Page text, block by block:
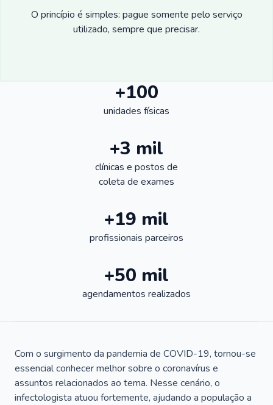
O princípio é simples: pague somente pelo serviço
utilizado, sempre que precisar.
+100
unidades físicas
+3 mil
clínicas e postos de
coleta de exames
+19 mil
profissionais parceiros
+50 mil
agendamentos realizados
Com o surgimento da pandemia de COVID-19, tornou-se
essencial conhecer melhor sobre o coronavírus e
assuntos relacionados ao tema. Nesse cenário, o
infectologista atuou fortemente, ajudando a população a